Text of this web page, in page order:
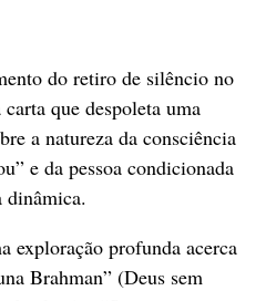
do retiro de silêncio no
que despoleta uma
a natureza da consciência
e da pessoa condicionada
dinâmica.
exploração profunda acerca
Brahman” (Deus sem